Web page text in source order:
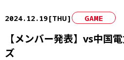
2024.12.19[THU] GAME
【メンバー発表】vs中国
ズ